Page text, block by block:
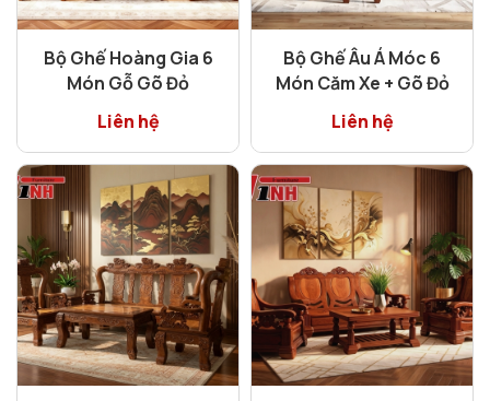
Bộ Ghế Hoàng Gia 6
Món Gỗ Gõ Đỏ
Liên hệ
Bộ Ghế Âu Á Móc 6
Món Căm Xe + Gõ Đỏ
Liên hệ